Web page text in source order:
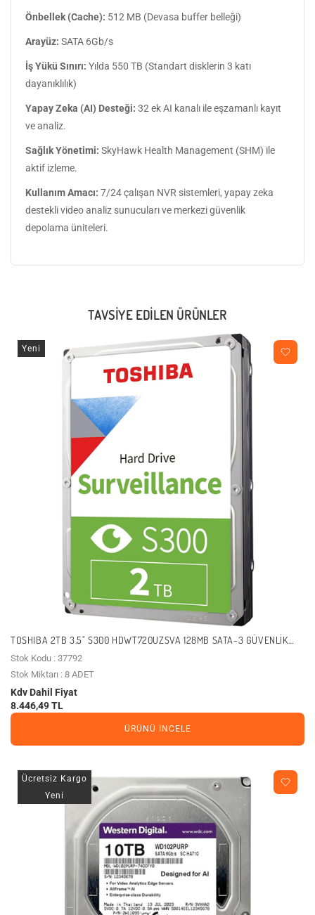
Önbellek (Cache): 512 MB (Devasa buffer belleği)
Arayüz: SATA 6Gb/s
İş Yükü Sınırı: Yılda 550 TB (Standart disklerin 3 katı
dayanıklılık)
Yapay Zeka (AI) Desteği: 32 ek AI kanalı ile eşzamanlı kayıt
ve analiz.
Sağlık Yönetimi: SkyHawk Health Management (SHM) ile
aktif izleme.
Kullanım Amacı: 7/24 çalışan NVR sistemleri, yapay zeka
destekli video analiz sunucuları ve merkezi güvenlik
depolama üniteleri.
TAVSIYE EDILEN ÜRÜNLER
Yeni
TOSHIBA 2TB 3.5" S300 HDWT720UZSVA 128MB SATA-3 GÜVENLIK
DISKI
Stok Kodu : 37792
Stok Miktarı : 8 ADET
Kdv Dahil Fiyat
8.446,49 TL
ÜRÜNÜ İNCELE
Ücretsiz Kargo
Yeni